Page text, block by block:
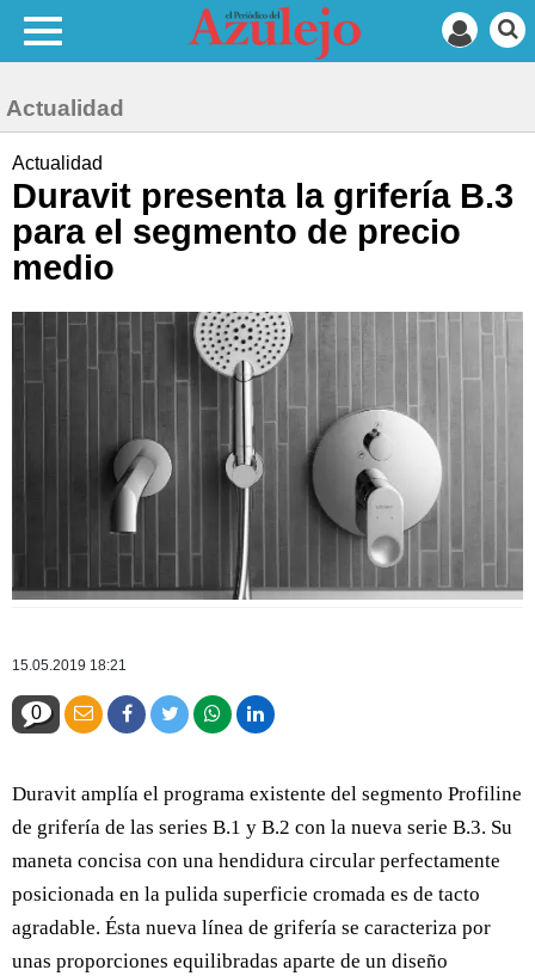
Actualidad
Actualidad
Duravit presenta la grifería B.3
para el segmento de precio
medio
15.05.2019 18:21
0
Duravit amplía el programa existente del segmento Profiline
de grifería de las series B.1 y B.2 con la nueva serie B.3. Su
maneta concisa con una hendidura circular perfectamente
posicionada en la pulida superficie cromada es de tacto
agradable. Ésta nueva línea de grifería se caracteriza por
unas proporciones equilibradas aparte de un diseño